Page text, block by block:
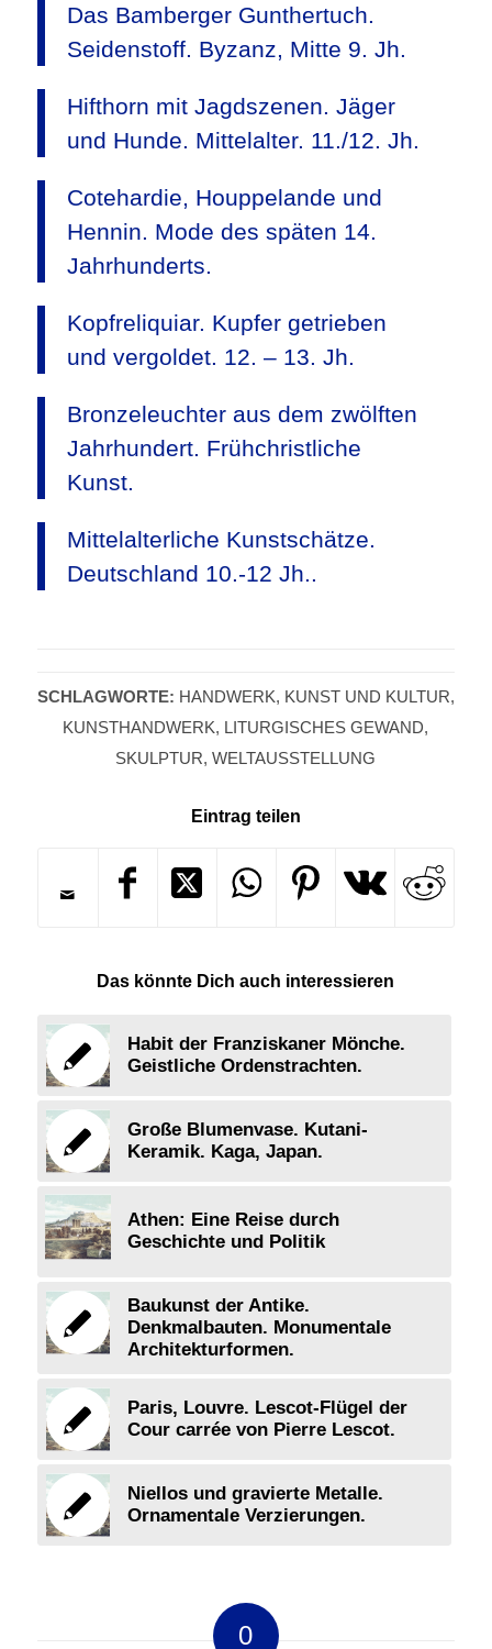
Das Bamberger Gunthertuch.
Seidenstoff. Byzanz, Mitte 9. Jh.
Hifthorn mit Jagdszenen. Jäger
und Hunde. Mittelalter. 11./12. Jh.
Cotehardie, Houppelande und
Hennin. Mode des späten 14.
Jahrhunderts.
Kopfreliquiar. Kupfer getrieben
und vergoldet. 12. – 13. Jh.
Bronzeleuchter aus dem zwölften
Jahrhundert. Frühchristliche
Kunst.
Mittelalterliche Kunstschätze.
Deutschland 10.-12 Jh..
SCHLAGWORTE: HANDWERK, KUNST UND KULTUR,
KUNSTHANDWERK, LITURGISCHES GEWAND,
SKULPTUR,WELTAUSSTELLUNG
Eintrag teilen
Das könnte Dich auch interessieren
Habit der Franziskaner Mönche.
Geistliche Ordenstrachten.
Große Blumenvase. Kutani-
Keramik. Kaga, Japan.
Athen: Eine Reise durch
Geschichte und Politik
Baukunst der Antike.
Denkmalbauten. Monumentale
Architekturformen.
Paris, Louvre. Lescot-Flügel der
Cour carrée von Pierre Lescot.
Niellos und gravierte Metalle.
Ornamentale Verzierungen.
0